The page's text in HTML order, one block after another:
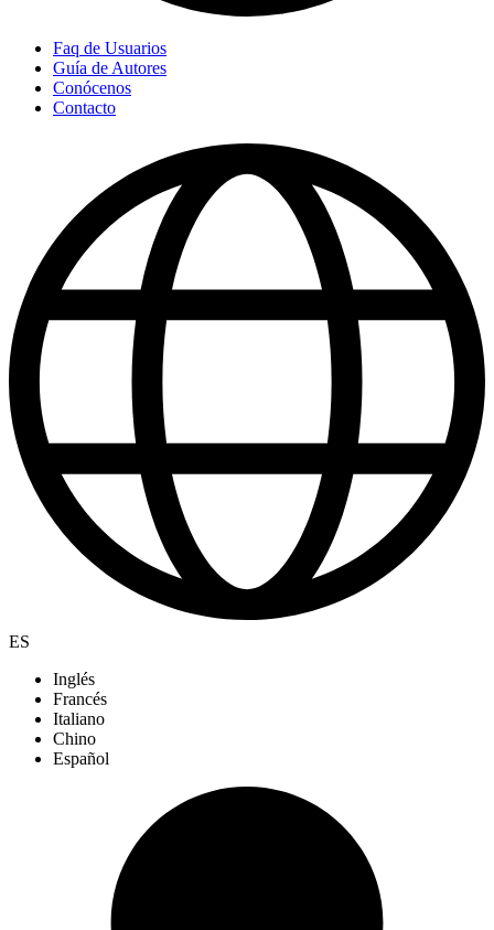
Faq de Usuarios
Guía de Autores
Conócenos
Contacto
ES
Inglés
Francés
Italiano
Chino
Español